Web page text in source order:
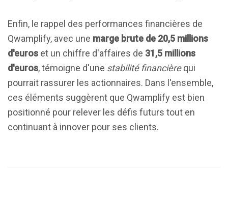
Enfin, le rappel des performances financières de
Qwamplify, avec une marge brute de 20,5 millions
d'euros et un chiffre d'affaires de 31,5 millions
d'euros, témoigne d'une stabilité financièrequi
pourrait rassurer les actionnaires. Dans l'ensemble,
ces éléments suggèrent que Qwamplify est bien
positionné pour relever les défis futurs tout en
continuant à innover pour ses clients.